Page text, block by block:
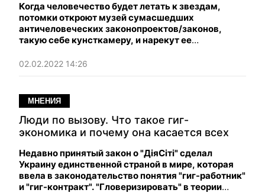
Когда человечество будет летать к звездам,
потомки откроют музей сумасшедших
античеловеческих законопроектов/законов,
такую себе кунсткамеру, и нарекут ее
известной депутатки от "Слуги народа".
02.02.2022 14:26
МНЕНИЯ
Люди по вызову. Что такое гиг-
экономика и почему она касается всех
Недавно принятый закон о "ДiяСiтi" сделал
Украину единственной страной в мире, которая
ввела в законодательство понятия "гиг-работник"
и "гиг-контракт". "Гловеризировать" в теории